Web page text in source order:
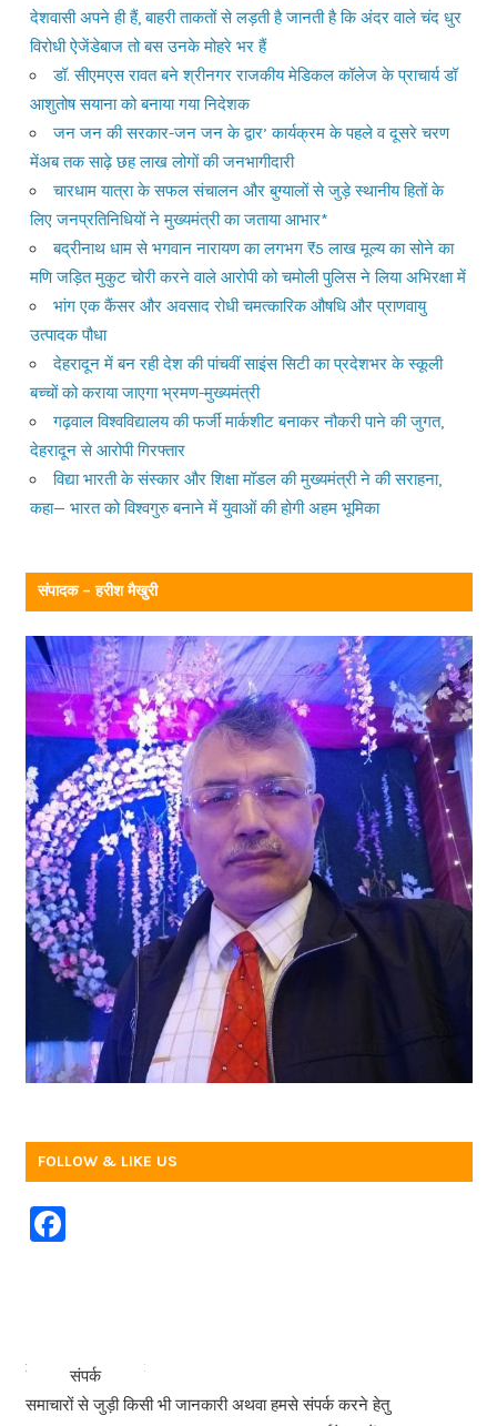
देशवासी अपने ही हैं, बाहरी ताकतों से लड़ती है जानती है कि अंदर वाले चंद धुर
विरोधी ऐजेंडेबाज तो बस उनके मोहरे भर हैं
डॉ. सीएमएस रावत बने श्रीनगर राजकीय मेडिकल कॉलेज के प्राचार्य डॉ
आशुतोष सयाना को बनाया गया निदेशक
जन जन की सरकार-जन जन के द्वार’ कार्यक्रम के पहले व दूसरे चरण
मेंअब तक साढ़े छह लाख लोगों की जनभागीदारी
चारधाम यात्रा के सफल संचालन और बुग्यालों से जुड़े स्थानीय हितों के
लिए जनप्रतिनिधियों ने मुख्यमंत्री का जताया आभार*
बद्रीनाथ धाम से भगवान नारायण का लगभग ₹5 लाख मूल्य का सोने का
मणि जड़ित मुकुट चोरी करने वाले आरोपी को चमोली पुलिस ने लिया अभिरक्षा में
भांग एक कैंसर और अवसाद रोधी चमत्कारिक औषधि और प्राणवायु
उत्पादक पौधा
देहरादून में बन रही देश की पांचवीं साइंस सिटी का प्रदेशभर के स्कूली
बच्चों को कराया जाएगा भ्रमण-मुख्यमंत्री
गढ़वाल विश्वविद्यालय की फर्जी मार्कशीट बनाकर नौकरी पाने की जुगत,
देहरादून से आरोपी गिरफ्तार
विद्या भारती के संस्कार और शिक्षा मॉडल की मुख्यमंत्री ने की सराहना,
कहा— भारत को विश्वगुरु बनाने में युवाओं की होगी अहम भूमिका
संपादक – हरीश मैखुरी
FOLLOW & LIKE US
F
b
o
<<< संपर्क
>>>
समाचारों से जुड़ी किसी भी जानकारी अथवा हमसे संपर्क करने हेतु